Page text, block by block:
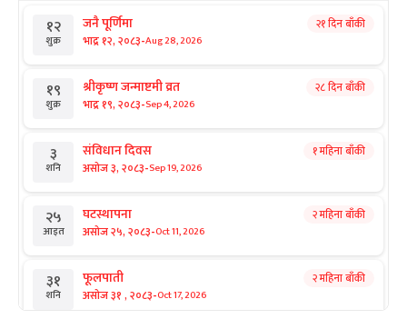
१२
शुक्र
जनै पूर्णिमा
भाद्र १२, २०८३-Aug 28, 2026
२१ दिन बाँकी
१९
शुक्र
श्रीकृष्ण जन्माष्टमी व्रत
भाद्र १९, २०८३-Sep 4, 2026
२८ दिन बाँकी
३
शनि
संविधान दिवस
असोज ३, २०८३-Sep 19, 2026
१ महिना बाँकी
२५
आइत
घटस्थापना
असोज २५, २०८३-Oct 11, 2026
२ महिना बाँकी
३१
शनि
फूलपाती
असोज ३१ , २०८३-Oct 17, 2026
२ महिना बाँकी